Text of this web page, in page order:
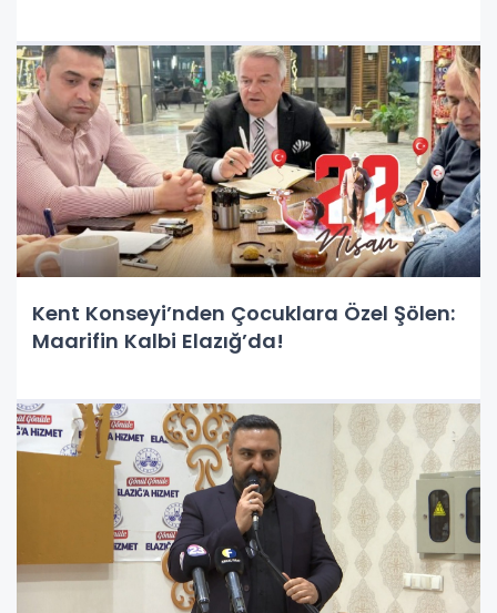
Kent Konseyi’nden Çocuklara Özel Şölen:
Maarifin Kalbi Elazığ’da!